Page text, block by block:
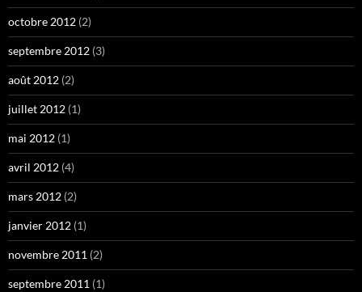
octobre 2012 (2)
septembre 2012 (3)
août 2012 (2)
juillet 2012 (1)
mai 2012 (1)
avril 2012 (4)
mars 2012 (2)
janvier 2012 (1)
novembre 2011 (2)
septembre 2011 (1)